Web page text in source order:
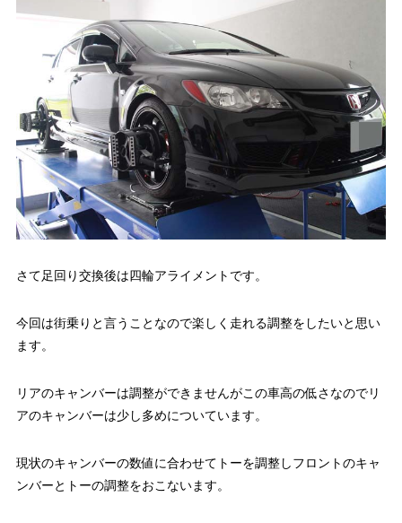
さて足回り交換後は四輪アライメントです。
今回は街乗りと言うことなので楽しく走れる調整をしたいと思い
ます。
リアのキャンバーは調整ができませんがこの車高の低さなのでリ
アのキャンバーは少し多めについています。
現状のキャンバーの数値に合わせてトーを調整しフロントのキャ
ンバーとトーの調整をおこないます。